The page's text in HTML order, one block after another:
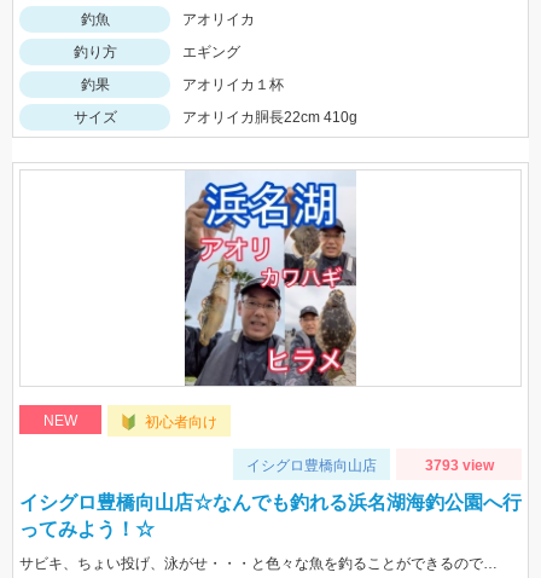
釣魚
アオリイカ
釣り方
エギング
釣果
アオリイカ１杯
サイズ
アオリイカ胴長22cm 410g
NEW 初心者向け
イシグロ豊橋向山店 3793 view
イシグロ豊橋向山店☆なんでも釣れる浜名湖海釣公園へ行
ってみよう！☆
サビキ、ちょい投げ、泳がせ・・・と色々な魚を釣ることができるので仕掛けも何種類か用意していけば楽しむことができますよ！